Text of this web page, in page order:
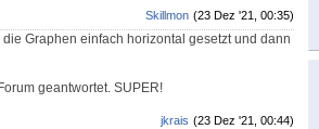
(23 Dez '21, 00:35)
Skillmon
Graphen einfach horizontal gesetzt und dann
geantwortet. SUPER!
(23 Dez '21, 00:44)
jkrais